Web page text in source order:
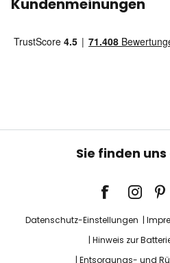
Kundenmeinungen
Sie finden
Datenschutz-Einstellungen
Hinweis zur
Entsorgungs- und